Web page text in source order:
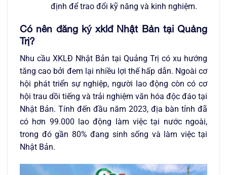
định để trao đổi kỹ năng và kinh nghiệm.
Có nên đăng ký xklđ Nhật Bản tại Quảng
Trị?
Nhu cầu XKLĐ Nhật Bản tại Quảng Trị có xu hướng
tăng cao bởi đem lại nhiều lợi thế hấp dẫn. Ngoài cơ
hội phát triển sự nghiệp, người lao động còn có cơ
hội trau dồi tiếng và trải nghiệm văn hóa độc đáo tại
Nhật Bản. Tính đến đầu năm 2023, địa bàn tỉnh đã
có hơn 99.000 lao động làm việc tại nước ngoài,
trong đó gần 80% đang sinh sống và làm việc tại
Nhật Bản.